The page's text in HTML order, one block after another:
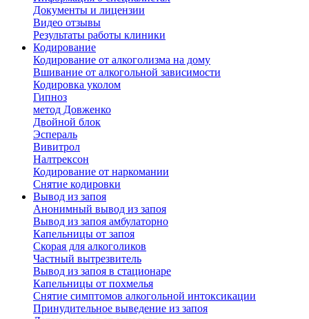
Документы и лицензии
Видео отзывы
Результаты работы клиники
Кодирование
Кодирование от алкоголизма на дому
Вшивание от алкогольной зависимости
Кодировка уколом
Гипноз
метод Довженко
Двойной блок
Эспераль
Вивитрол
Налтрексон
Кодирование от наркомании
Снятие кодировки
Вывод из запоя
Анонимный вывод из запоя
Вывод из запоя амбулаторно
Капельницы от запоя
Скорая для алкоголиков
Частный вытрезвитель
Вывод из запоя в стационаре
Капельницы от похмелья
Снятие симптомов алкогольной интоксикации
Принудительное выведение из запоя